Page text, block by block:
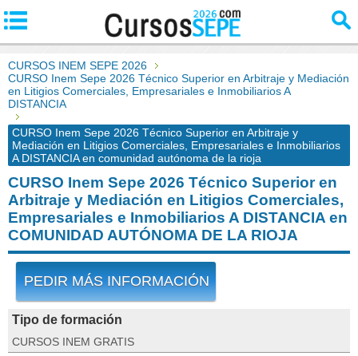
CURSOS INEM SEPE 2026
CURSO Inem Sepe 2026 Técnico Superior en Arbitraje y Mediación
en Litigios Comerciales, Empresariales e Inmobiliarios A
DISTANCIA
CURSO Inem Sepe 2026 Técnico Superior en Arbitraje y
Mediación en Litigios Comerciales, Empresariales e Inmobiliarios
A DISTANCIA en comunidad autónoma de la rioja
CURSO Inem Sepe 2026 Técnico Superior en
Arbitraje y Mediación en Litigios Comerciales,
Empresariales e Inmobiliarios A DISTANCIA en
COMUNIDAD AUTÓNOMA DE LA RIOJA
PEDIR MÁS INFORMACIÓN
Tipo de formación
CURSOS INEM GRATIS